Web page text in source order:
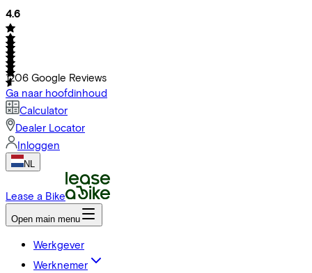
4.6
1206 Google Reviews
Ga naar hoofdinhoud
Calculator
Dealer Locator
Inloggen
NL
Lease a Bike
Open main menu
Werkgever
Werknemer